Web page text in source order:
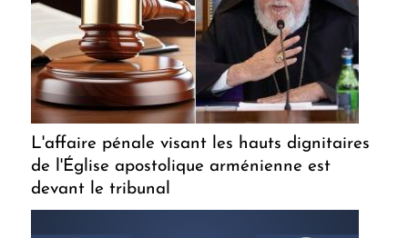
L'affaire pénale visant les hauts dignitaires
de l'Église apostolique arménienne est
devant le tribunal